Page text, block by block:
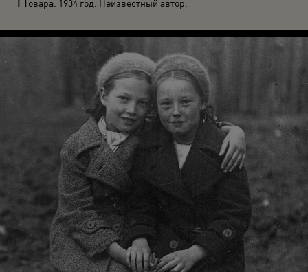
овара. 1934 год. Неизвестный автор.